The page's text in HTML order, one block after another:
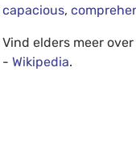
capacious,
Vind elders meer over
- Wikipedia.